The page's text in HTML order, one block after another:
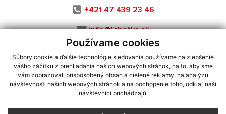
Používame cookies
Súbory cookie a ďalšie technológie sledovania používame na zlepšenie
vášho zážitku z prehliadania našich webových stránok, na to, aby sme
vám zobrazovali prispôsobený obsah a cielené reklamy, na analýzu
návštevnosti našich webových stránok a na pochopenie toho, odkiaľ naši
návštevníci prichádzajú.
+421 47 439 23 46
info@lehotka.sk
využite možnosť získavania aktuálnych informácií s využitím RSS
CMS systém (redakčný) systém ECHELON 2,Mapa stránok,web portál
webex.digital, s.r.o.,domény,registrácia domény